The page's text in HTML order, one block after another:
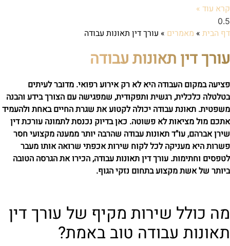
קרא עוד »
דף הבית » מאמרים » עורך דין תאונות עבודה
עורך דין תאונות עבודה
פציעה במקום העבודה היא לא רק אירוע רפואי. מדובר לעיתים
בטלטלה כלכלית, רגשית ותפקודית, שמפגישה עם הצורך בידע והבנה
משפטית. תאונת עבודה יכולה לקטוע את שגרת החיים באחת ולהעמיד
אתכם מול מציאות לא פשוטה. כאן בדיוק נכנסת לתמונה עורכת דין
שירן אברהם, עו"ד תאונות עבודה שהרבה יותר ממענה מקצועי חסר
פשרות היא מעניקה לכל לקוח שירות אכפתי שרואה אותו מעבר
לטפסים וחתימות. עורך דין תאונות עבודה, הכירו את הגרסה הטובה
ביותר של אשת מקצוע בתחום נזקי הגוף.
מה כולל שירות מקיף של עורך דין
תאונות עבודה טוב באמת?